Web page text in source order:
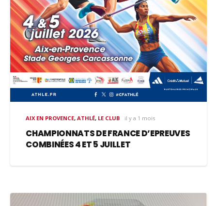
AIX EN PROVENCE,ATHLÉ, LE CLUB il y a 1 mois
CHAMPIONNATS DE FRANCE D’EPREUVES
COMBINÉES 4 ET 5 JUILLET